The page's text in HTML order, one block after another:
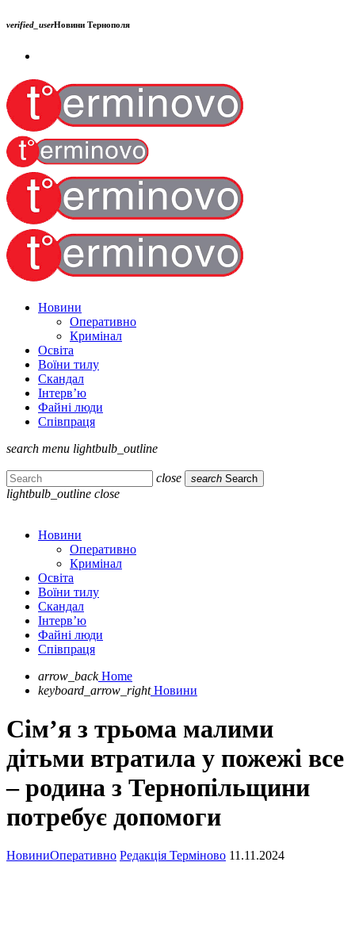
verified_userНовини Тернополя
Новини
Оперативно
Кримінал
Освіта
Воїни тилу
Скандал
Інтерв’ю
Файні люди
Співпраця
search menu lightbulb_outline
close search Search
lightbulb_outline close
Новини
Оперативно
Кримінал
Освіта
Воїни тилу
Скандал
Інтерв’ю
Файні люди
Співпраця
arrow_back Home
keyboard_arrow_right Новини
Сім’я з трьома малими
дітьми втратила у пожежі все
– родина з Тернопільщини
потребує допомоги
НовиниОперативно Редакція Терміново 11.11.2024